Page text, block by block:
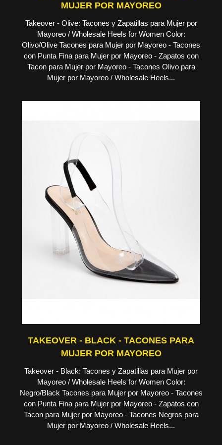
MUJER POR MAYOREO
Takeover - Olive: Tacones y Zapatillas para Mujer por
Mayoreo / Wholesale Heels for Women Color:
Olivo/Olive Tacones para Mujer por Mayoreo - Tacones
con Punta Fina para Mujer por Mayoreo - Zapatos con
Tacon para Mujer por Mayoreo - Tacones Olivo para
Mujer por Mayoreo / Wholesale Heels...
TAKEOVER - BLACK - TACONES PARA
MUJER POR MAYOREO
Takeover - Black: Tacones y Zapatillas para Mujer por
Mayoreo / Wholesale Heels for Women Color:
Negro/Black Tacones para Mujer por Mayoreo - Tacones
con Punta Fina para Mujer por Mayoreo - Zapatos con
Tacon para Mujer por Mayoreo - Tacones Negros para
Mujer por Mayoreo / Wholesale Heels...